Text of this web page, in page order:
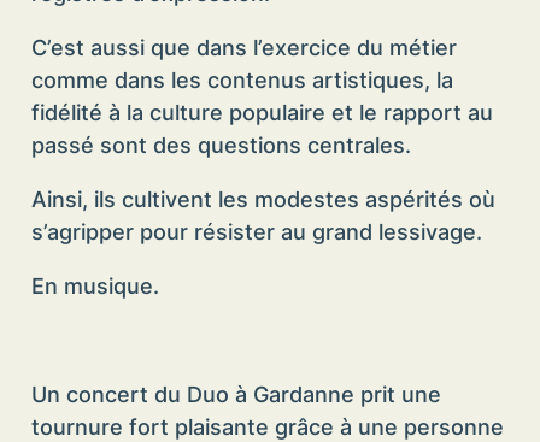
C’est aussi que dans l’exercice du métier
comme dans les contenus artistiques, la
fidélité à la culture populaire et le rapport au
passé sont des questions centrales.
Ainsi, ils cultivent les modestes aspérités où
s’agripper pour résister au grand lessivage.
En musique.
Un concert du Duo à Gardanne prit une
tournure fort plaisante grâce à une personne